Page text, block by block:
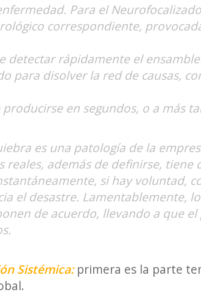
Para el
correspondiente,
detectar rápidamente el
para disolver la red de causas,
en segundos, o a más
es una patología de la
además de definirse, tiene
si hay voluntad,
el desastre. Lamentablemente,
de acuerdo, llevando a que
Sistémica:primera es la parte